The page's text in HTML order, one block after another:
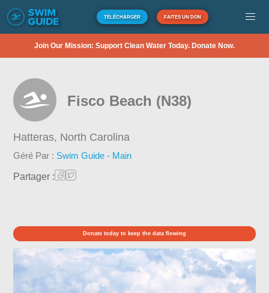
TÉLÉCHARGER FAITES UN DON
Join Our Mission: Support Clean Water Today. Donate Now.
Fisco Beach (N38)
Hatteras, North Carolina
Géré Par : Swim Guide - Main
Partager :
Donate today to keep the data flowing